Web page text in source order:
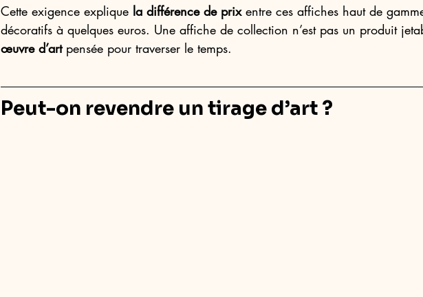
Cette exigence explique la différence de prix entre ces affiches haut de
décoratifs à quelques euros. Une affiche de collection n’est pas un produit
œuvre d’art pensée pour traverser le temps.
Peut-on revendre un tirage d’art ?